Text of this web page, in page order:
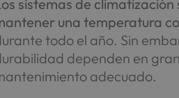
sistemas de climatización
una temperatura
todo el año. Sin
dependen en
adecuado.